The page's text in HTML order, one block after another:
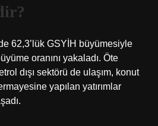
62,3’lük GSYİH büyümesiyle
oranını yakaladı. Öte
dışı sektörü de ulaşım, konut
yapılan yatırımlar